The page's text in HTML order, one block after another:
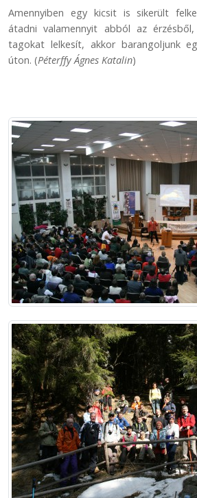
Amennyiben egy kicsit is sikerült
átadni valamennyit abból az
tagokat lelkesít, akkor barangoljunk
úton. (Péterffy Ágnes Katalin)